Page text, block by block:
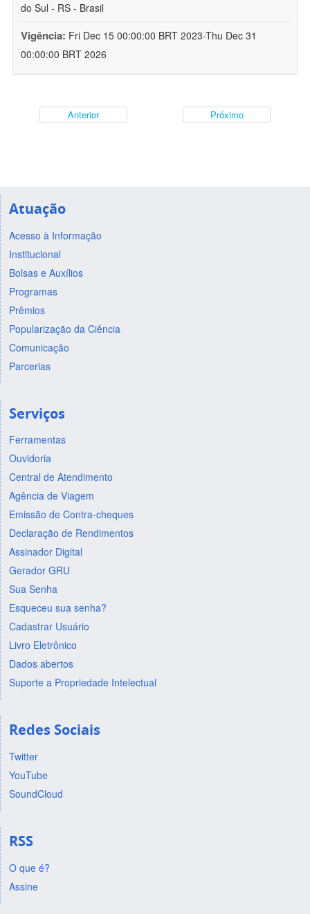
do Sul - RS - Brasil
Vigência: Fri Dec 15 00:00:00 BRT 2023-Thu Dec 31
00:00:00 BRT 2026
Anterior Próximo
Atuação
Acesso à Informação
Institucional
Bolsas e Auxílios
Programas
Prêmios
Popularização da Ciência
Comunicação
Parcerias
Serviços
Ferramentas
Ouvidoria
Central de Atendimento
Agência de Viagem
Emissão de Contra-cheques
Declaração de Rendimentos
Assinador Digital
Gerador GRU
Sua Senha
Esqueceu sua senha?
Cadastrar Usuário
Livro Eletrônico
Dados abertos
Suporte a Propriedade Intelectual
Redes Sociais
Twitter
YouTube
SoundCloud
RSS
O que é?
Assine